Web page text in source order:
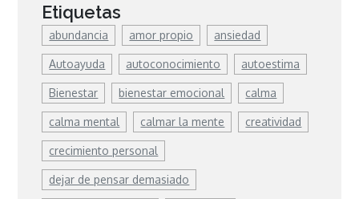
Etiquetas
abundancia amor propio ansiedad
Autoayuda autoconocimiento autoestima
Bienestar bienestar emocional calma
calma mental calmar la mente creatividad
crecimiento personal
dejar de pensar demasiado